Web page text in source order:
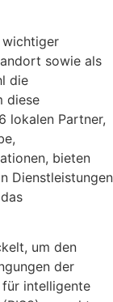
wichtiger
sowie als
die
diese
lokalen Partner,
bieten
Dienstleistungen
um den
der
intelligente